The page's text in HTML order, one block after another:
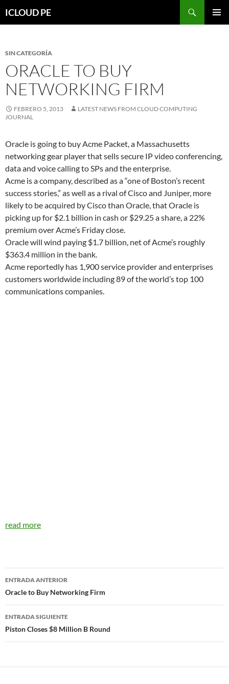
hacia
ICLOUD PE
SIN CATEGORÍA
ORACLE TO BUY
NETWORKING FIRM
FEBRERO 5, 2013
LATEST NEWS FROM CLOUD COMPUTING
JOURNAL
Oracle is going to buy Acme Packet, a Massachusetts
networking gear player that sells secure IP video conferencing,
data and voice calling to SPs and the enterprise.
Acme is a company, described as a “one of Boston’s recent
success stories,” as well as a rival of Cisco and Juniper, more
likely to be acquired by Cisco than Oracle, that Oracle is
picking up for $2.1 billion in cash or $29.25 a share, a 22%
premium over Acme’s Friday close.
Oracle will wind paying $1.7 billion, net of Acme’s roughly
$363.4 million in the bank.
Acme reportedly has 1,900 service provider and enterprises
customers worldwide including 89 of the world’s top 100
communications companies.
read more
Navegador
de
entradas
ENTRADA ANTERIOR
Oracle to Buy Networking Firm
ENTRADA SIGUIENTE
Piston Closes $8 Million B Round